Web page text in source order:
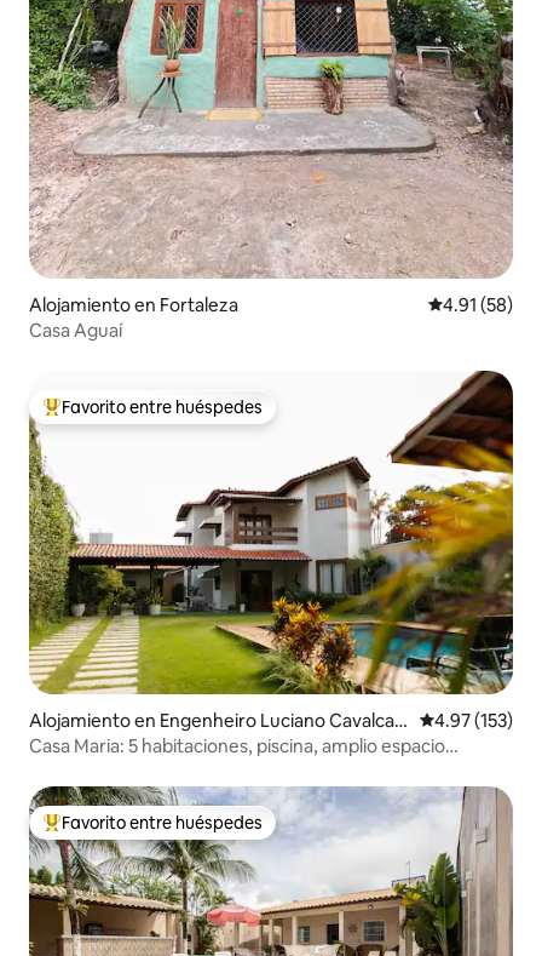
Alojamiento en Fortaleza Calificación
4.91 (58)
Casa Aguaí
Favorito entre huéspedes preferido
Favorito entre huéspedes
Alojamiento en Engenheiro Luciano Cavalcan
te
Calificación
4.97 (153)
Casa Maria: 5 habitaciones, piscina, amplio espacio
Favorito entre huéspedes preferido
Favorito entre huéspedes